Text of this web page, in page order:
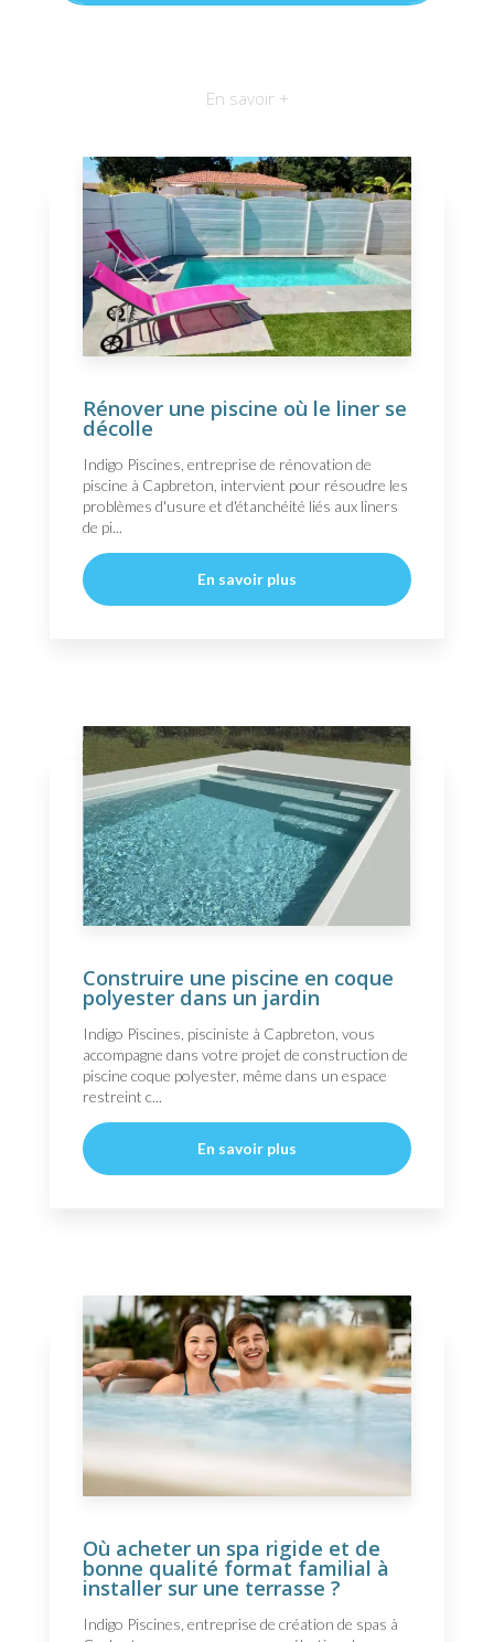
En savoir +
Rénover une piscine où le liner se
décolle
Indigo Piscines, entreprise de rénovation de
piscine à Capbreton, intervient pour résoudre les
problèmes d'usure et d'étanchéité liés aux liners
de pi...
En savoir plus
Construire une piscine en coque
polyester dans un jardin
Indigo Piscines, pisciniste à Capbreton, vous
accompagne dans votre projet de construction de
piscine coque polyester, même dans un espace
restreint c...
En savoir plus
Où acheter un spa rigide et de
bonne qualité format familial à
installer sur une terrasse ?
Indigo Piscines, entreprise de création de spas à